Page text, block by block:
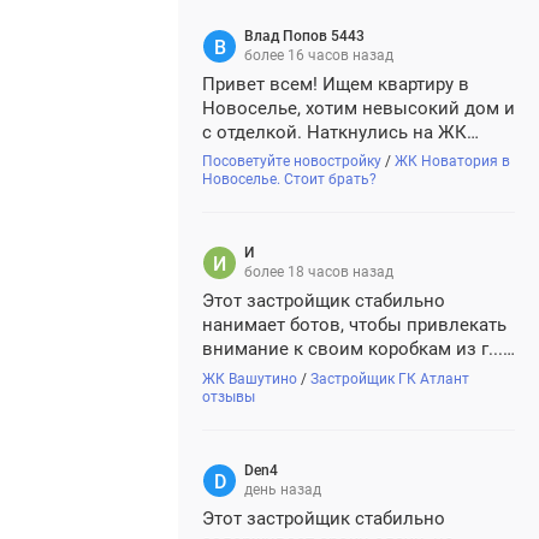
Влад Попов 5443
более 16 часов назад
Привет всем! Ищем квартиру в
Новоселье, хотим невысокий дом и
с отделкой. Наткнулись на ЖК
Новатория. Проект симпатичный,
кирпич-монолит, но смущает, что
Как у них со сроками, строят...
Посоветуйте новостройку / ЖК Новатория в
Новоселье. Стоит брать?
И
И
более 18 часов назад
Этот застройщик стабильно
нанимает ботов, чтобы привлекать
внимание к своим коробкам из г...
и палок. Осторожно, не ведитесь
ЖК Вашутино / Застройщик ГК Атлант
отзывы
Den4
день назад
Этот застройщик стабильно